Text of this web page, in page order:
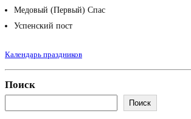
Медовый (Первый) Спас
Успенский пост
Календарь праздников
Поиск
Поиск